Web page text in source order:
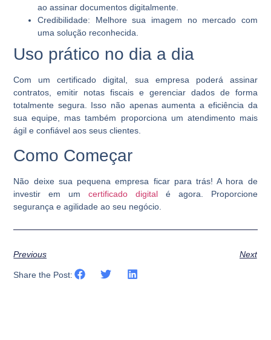
ao assinar documentos digitalmente.
Credibilidade: Melhore sua imagem no mercado com
uma solução reconhecida.
Uso prático no dia a dia
Com umcertificado digital , sua empresa poderá assinar
contratos, emitir notas fiscais e gerenciar dados de forma
totalmente segura. Isso não apenas aumenta a eficiência da
sua equipe, mas também proporciona um atendimento mais
ágil e confiável aos seus clientes.
Como Começar
Não deixe sua pequena empresa ficar para trás! A hora de
investir em umcertificado digitalé agora. Proporcione
segurança e agilidade ao seu negócio.
Previous Next
Share the Post: